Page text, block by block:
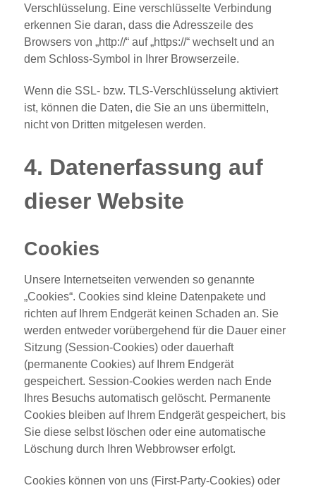
Verschlüsselung. Eine verschlüsselte Verbindung
erkennen Sie daran, dass die Adresszeile des
Browsers von „http://“ auf „https://“ wechselt und an
dem Schloss-Symbol in Ihrer Browserzeile.
Wenn die SSL- bzw. TLS-Verschlüsselung aktiviert
ist, können die Daten, die Sie an uns übermitteln,
nicht von Dritten mitgelesen werden.
4. Datenerfassung auf
dieser Website
Cookies
Unsere Internetseiten verwenden so genannte
„Cookies“. Cookies sind kleine Datenpakete und
richten auf Ihrem Endgerät keinen Schaden an. Sie
werden entweder vorübergehend für die Dauer einer
Sitzung (Session-Cookies) oder dauerhaft
(permanente Cookies) auf Ihrem Endgerät
gespeichert. Session-Cookies werden nach Ende
Ihres Besuchs automatisch gelöscht. Permanente
Cookies bleiben auf Ihrem Endgerät gespeichert, bis
Sie diese selbst löschen oder eine automatische
Löschung durch Ihren Webbrowser erfolgt.
Cookies können von uns (First-Party-Cookies) oder